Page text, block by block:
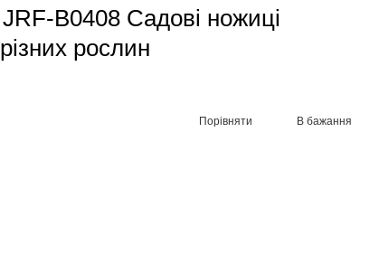
B0408 Садові ножиці
рослин
Порівняти В бажання